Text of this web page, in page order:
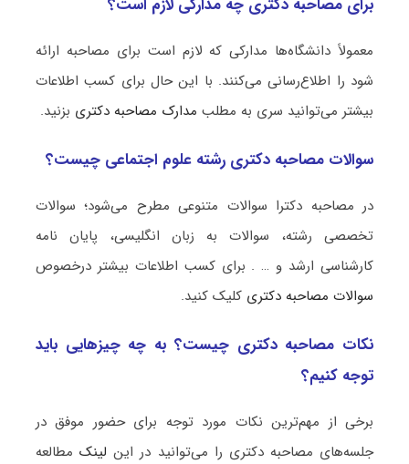
معمولاً دانشگاه‌ها مدارکی که لازم است برای مصاحبه ارائه
شود را اطلاع‌رسانی می‌کنند. با این حال برای کسب اطلاعات
بیشتر می‌توانید سری به مطلب مدارک مصاحبه دکتری بزنید.
سوالات مصاحبه دکتری رشته علوم اجتماعی چیست؟
در مصاحبه دکترا سوالات متنوعی مطرح می‌شود؛ سوالات
تخصصی رشته، سوالات به زبان انگلیسی، پایان نامه
کارشناسی ارشد و … . برای کسب اطلاعات بیشتر درخصوص
سوالات مصاحبه دکتری کلیک کنید.
نکات مصاحبه دکتری چیست؟ به چه چیزهایی باید
توجه کنیم؟
برخی از مهم‌ترین نکات مورد توجه برای حضور موفق در
جلسه‌های مصاحبه دکتری را می‌توانید در این لینکمطالعه